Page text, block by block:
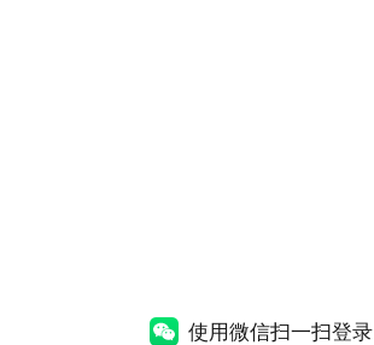
使用微信扫一扫登录